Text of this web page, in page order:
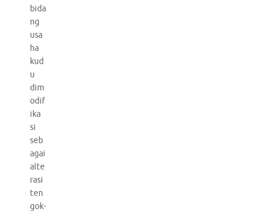
bida
ng
usa
ha
kud
u
dim
odif
ika
si
seb
agai
alte
rasi
ten
gok-